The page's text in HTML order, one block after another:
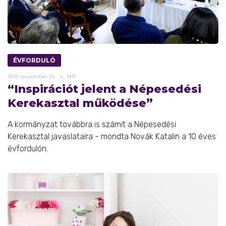
ÉVFORDULÓ
2019. november 25. MTI
“Inspirációt jelent a Népesedési
Kerekasztal működése”
A kormányzat továbbra is számít a Népesedési
Kerekasztal javaslataira - mondta Novák Katalin a 10 éves
évfordulón.